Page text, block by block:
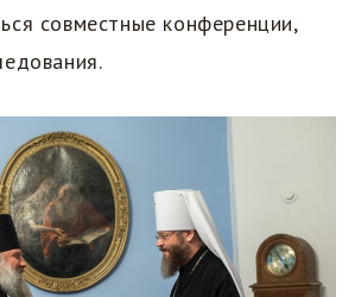
совместные конференции,